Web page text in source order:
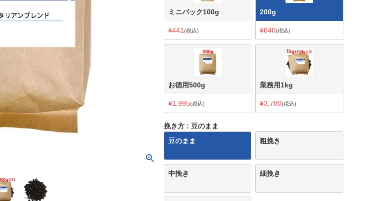
ミニパック100g
¥441 税込
200g
¥840 税込
お徳用500g
¥1,995 税込
業務用1kg
¥3,780 税込
挽き方
豆のまま
豆のまま
粗挽き
中挽き 細挽き